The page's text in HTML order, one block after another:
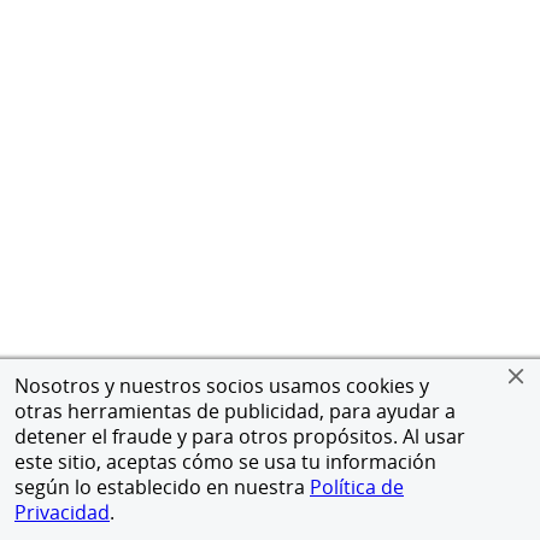
Nosotros y nuestros socios usamos cookies y
otras herramientas de publicidad, para ayudar a
detener el fraude y para otros propósitos. Al usar
este sitio, aceptas cómo se usa tu información
según lo establecido en nuestra Política de
Privacidad.